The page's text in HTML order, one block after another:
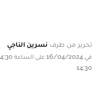
تحرير من طرف نسرين الناجي
14:30